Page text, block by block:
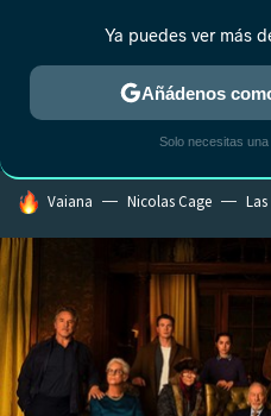
ESTRENOS REALITY
HOY SE HABLA DE
Vaiana Nicolas Cage
Ya puedes ver más
Añádenos
Solo necesitas